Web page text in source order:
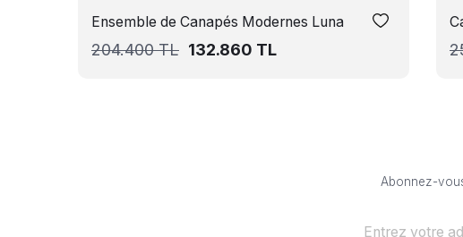
Ensemble de Canapés Modernes Luna
204.400TL 132.860 TL
Abonnez-